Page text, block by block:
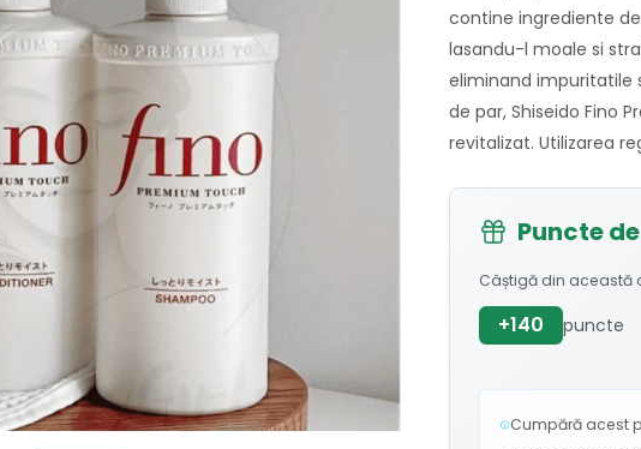
contine ingrediente
lasandu-l moale si
eliminand impuritatile
de par, Shiseido Fino
revitalizat. Utilizarea
Puncte
Câștigă din această
+140 puncte
Cumpără acest